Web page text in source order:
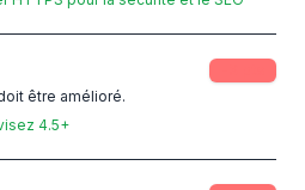
être amélioré.
4.5+